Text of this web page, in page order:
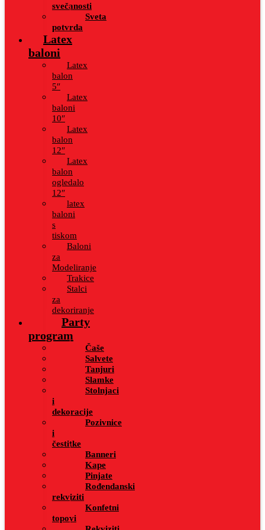
svečanosti
Sveta
potvrda
Latex
baloni
Latex
balon
5″
Latex
baloni
10″
Latex
balon
12″
Latex
balon
ogledalo
12″
latex
baloni
s
tiskom
Baloni
za
Modeliranje
Trakice
Stalci
za
dekoriranje
Party
program
Čaše
Salvete
Tanjuri
Slamke
Stolnjaci
i
dekoracije
Pozivnice
i
čestitke
Banneri
Kape
Pinjate
Rođendanski
rekviziti
Konfetni
topovi